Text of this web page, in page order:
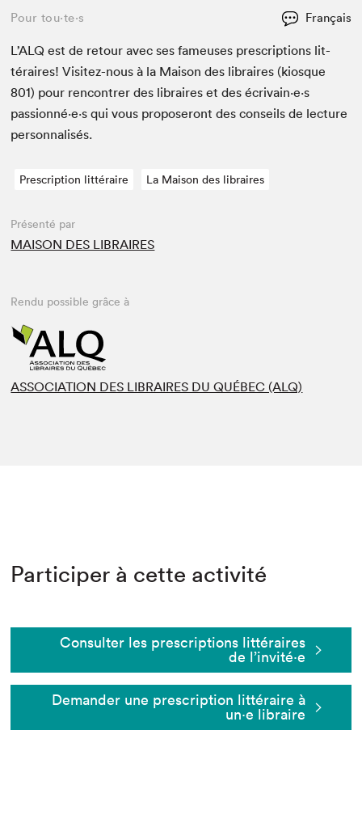
Pour tou⋅te⋅s Français
L’ALQ est de retour avec ses fameuses pre­scrip­tions lit­
téraires! Vis­itez-nous à la Mai­son des libraires (kiosque
801) pour ren­con­tr­er des libraires et des écrivain·e·s
passionné·e·s qui vous pro­poseront des con­seils de lec­ture
personnalisés.
Prescription littéraire La Maison des libraires
Présenté par
MAISON DES LIBRAIRES
Rendu possible grâce à
ASSOCIATION DES LIBRAIRES DU QUÉBEC (ALQ)
Participer à cette activité
Consulter les prescriptions littéraires
de l’invité⋅e
Demander une prescription littéraire à
un⋅e libraire